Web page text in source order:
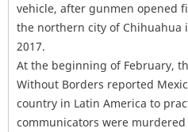
vehicle, after gunmen opened
the northern city of Chihuahua
2017.
At the beginning of February,
Without Borders reported
country in Latin America to
communicators were murdered